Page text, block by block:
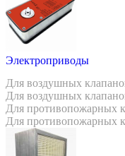
Электроприводы
Для воздушных
Для воздушных
Для противопожарных
Для противопожарных